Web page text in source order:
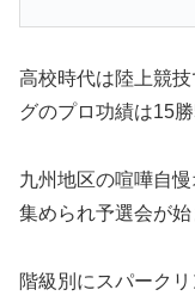
高校時代は陸上競
グのプロ功績は15
九州地区の喧嘩自
集められ予選会が始
階級別にスパーク